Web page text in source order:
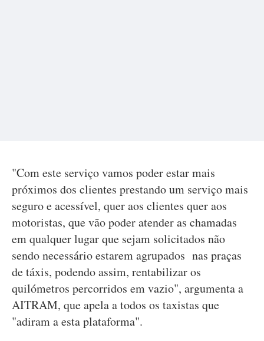
"Com este serviço vamos poder estar mais
próximos dos clientes prestando um serviço mais
seguro e acessível, quer aos clientes quer aos
motoristas, que vão poder atender as chamadas
em qualquer lugar que sejam solicitados não
sendo necessário estarem agrupados nas praças
de táxis, podendo assim, rentabilizar os
quilómetros percorridos em vazio", argumenta a
AITRAM, que apela a todos os taxistas que
"adiram a esta plataforma".